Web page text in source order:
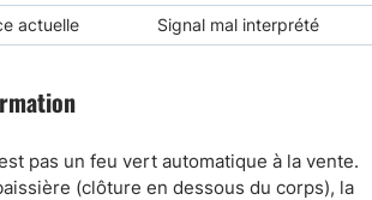
actuelle Signal mal interprété
pas un feu vert automatique à la vente.
(clôture en dessous du corps), la